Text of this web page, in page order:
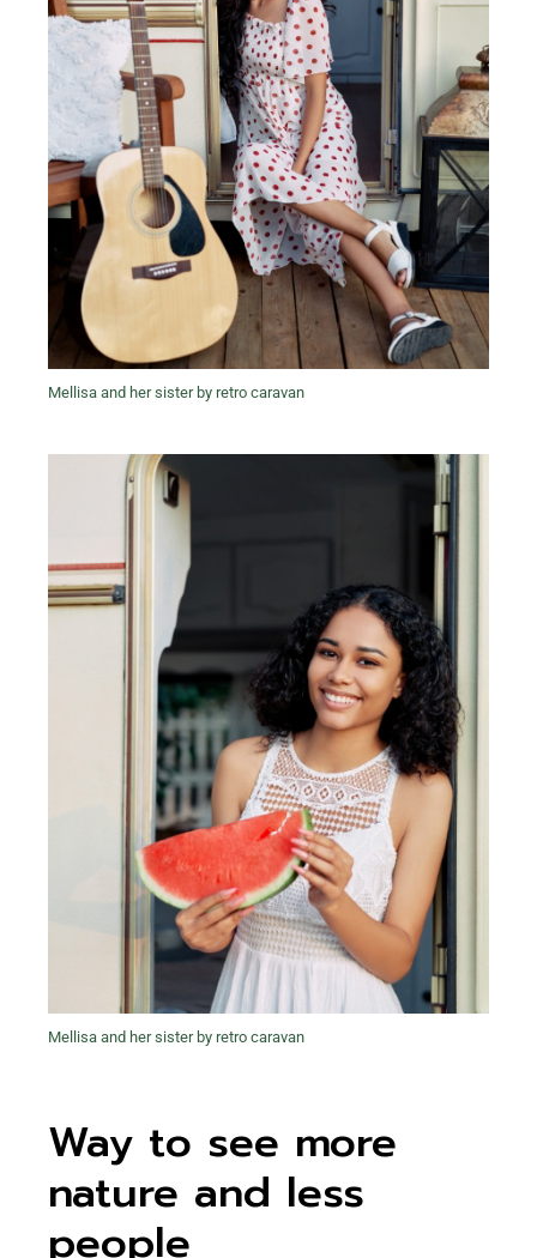
Mellisa and her sister by retro caravan
Mellisa and her sister by retro caravan
Way to see more
nature and less
people